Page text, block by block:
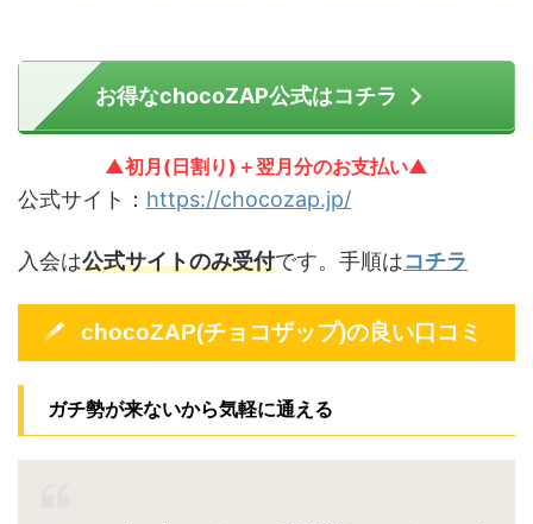
お得なchocoZAP公式はコチラ
▲初月(日割り)＋翌月分のお支払い▲
公式サイト： https://chocozap.jp/
入会は公式サイトのみ受付です。手順はコチラ
chocoZAP(チョコザップ)の良い口コミ
ガチ勢が来ないから気軽に通える